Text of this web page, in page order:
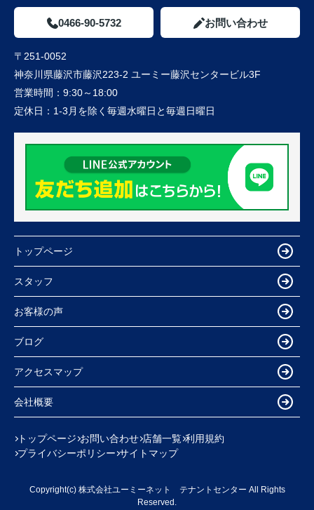
0466-90-5732 お問い合わせ
〒251-0052
神奈川県藤沢市藤沢223-2 ユーミー藤沢センタービル3F
営業時間： 9:30～18:00
定休日： 1-3月を除く毎週水曜日と毎週日曜日
トップページ
スタッフ
お客様の声
ブログ
アクセスマップ
会社概要
トップページ お問い合わせ 店舗一覧 利用規約
プライバシーポリシー サイトマップ
Copyright(c) 株式会社ユーミーネット テナントセンター All Rights
Reserved.